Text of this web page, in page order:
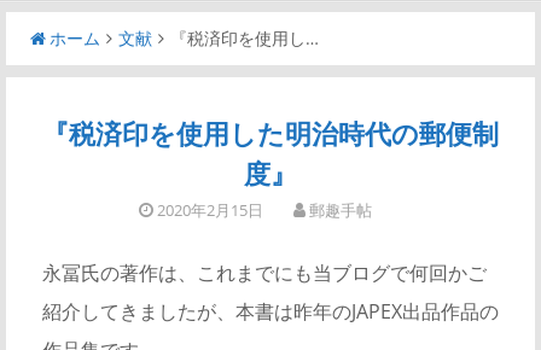
へ
キ
今日は…
今日は、北欧例会なので目白行き。
例…
ホーム 文献 『税済印を使用し…
『税済印を使用した明治時代の郵便制
度』
2020年2月15日 郵趣手帖
永冨氏の著作は、これまでにも当ブログで何回かご
紹介してきましたが、本書は昨年のJAPEX出品作品の